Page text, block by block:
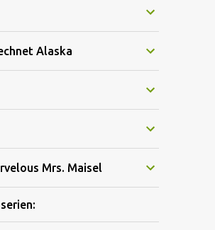
Alaska
Mrs. Maisel